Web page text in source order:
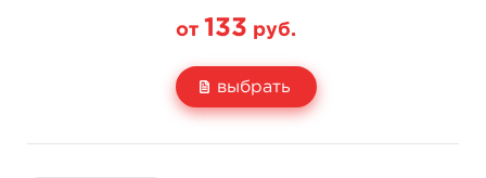
от 133 руб.
выбрать